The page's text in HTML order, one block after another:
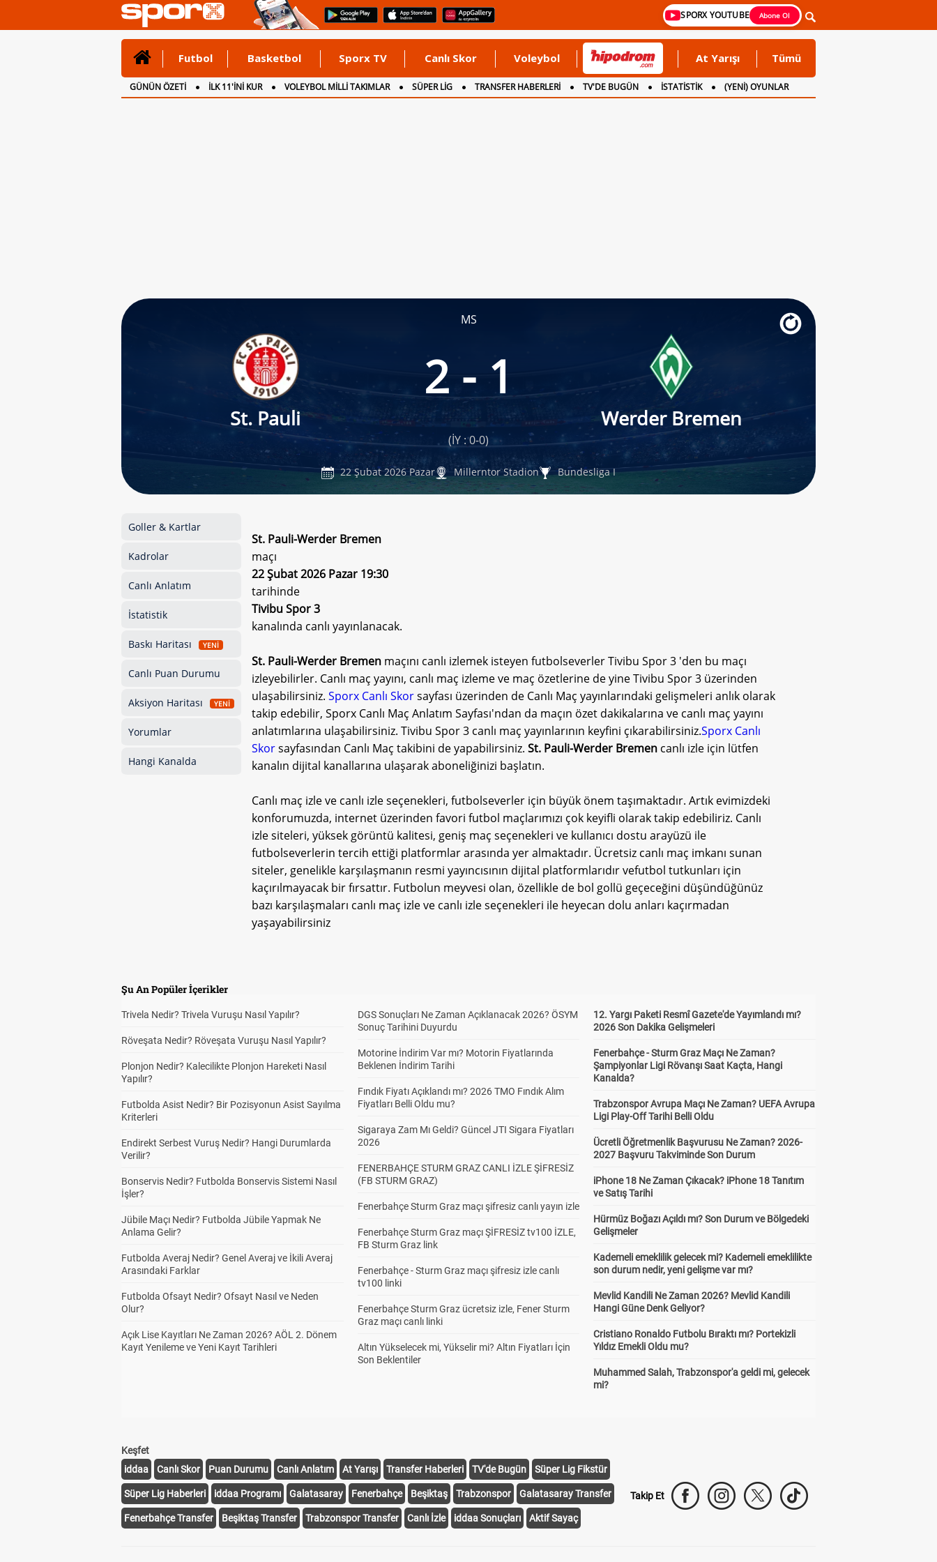
SPORX YOUTUBE Abone Ol
Futbol Basketbol Sporx TV Canlı Skor Voleybol At Yarışı Tümü
GÜNÜN ÖZETİ İLK 11'İNİ KUR VOLEYBOL MİLLİ TAKIMLAR SÜPER LİG TRANSFER HABERLERİ TV'DE BUGÜN İSTATİSTİK
(YENİ) OYUNLAR
CANLI ANLATIM
İNGİLTERE
MS
St. Pauli
2 - 1
Werder Bremen
(İY : 0-0)
22 Şubat 2026 Pazar Millerntor Stadion Bundesliga I
Goller & Kartlar
Kadrolar
Canlı Anlatım
İstatistik
Baskı Haritası YENİ
Canlı Puan Durumu
Aksiyon Haritası YENİ
Yorumlar
Hangi Kanalda
St. Pauli-Werder Bremen
maçı
22 Şubat 2026 Pazar 19:30
tarihinde
Tivibu Spor 3
kanalında canlı yayınlanacak.
St. Pauli-Werder Bremen maçını canlı izlemek isteyen futbolseverler Tivibu Spor 3 'den bu maçı
izleyebilirler. Canlı maç yayını, canlı maç izleme ve maç özetlerine de yine Tivibu Spor 3 üzerinden
ulaşabilirsiniz. Sporx Canlı Skorsayfası üzerinden de Canlı Maç yayınlarındaki gelişmeleri anlık olarak
takip edebilir, Sporx Canlı Maç Anlatım Sayfası'ndan da maçın özet dakikalarına ve canlı maç yayını
anlatımlarına ulaşabilirsiniz. Tivibu Spor 3 canlı maç yayınlarının keyfini çıkarabilirsiniz.Sporx Canlı
Skorsayfasından Canlı Maç takibini de yapabilirsiniz. St. Pauli-Werder Bremen canlı izle için lütfen
kanalın dijital kanallarına ulaşarak aboneliğinizi başlatın.
Canlı maç izle ve canlı izle seçenekleri, futbolseverler için büyük önem taşımaktadır. Artık evimizdeki
konforumuzda, internet üzerinden favori futbol maçlarımızı çok keyifli olarak takip edebiliriz. Canlı
izle siteleri, yüksek görüntü kalitesi, geniş maç seçenekleri ve kullanıcı dostu arayüzü ile
futbolseverlerin tercih ettiği platformlar arasında yer almaktadır. Ücretsiz canlı maç imkanı sunan
siteler, genelikle karşılaşmanın resmi yayıncısının dijital platformlarıdır vefutbol tutkunları için
kaçırılmayacak bir fırsattır. Futbolun meyvesi olan, özellikle de bol gollü geçeceğini düşündüğünüz
bazı karşılaşmaları canlı maç izle ve canlı izle seçenekleri ile heyecan dolu anları kaçırmadan
yaşayabilirsiniz
Şu An Popüler İçerikler
Trivela Nedir? Trivela Vuruşu Nasıl Yapılır?
Röveşata Nedir? Röveşata Vuruşu Nasıl Yapılır?
Plonjon Nedir? Kalecilikte Plonjon Hareketi Nasıl
Yapılır?
Futbolda Asist Nedir? Bir Pozisyonun Asist Sayılma
Kriterleri
Endirekt Serbest Vuruş Nedir? Hangi Durumlarda
Verilir?
Bonservis Nedir? Futbolda Bonservis Sistemi Nasıl
İşler?
Jübile Maçı Nedir? Futbolda Jübile Yapmak Ne
Anlama Gelir?
Futbolda Averaj Nedir? Genel Averaj ve İkili Averaj
Arasındaki Farklar
Futbolda Ofsayt Nedir? Ofsayt Nasıl ve Neden
Olur?
Açık Lise Kayıtları Ne Zaman 2026? AÖL 2. Dönem
Kayıt Yenileme ve Yeni Kayıt Tarihleri
DGS Sonuçları Ne Zaman Açıklanacak 2026? ÖSYM
Sonuç Tarihini Duyurdu
Motorine İndirim Var mı? Motorin Fiyatlarında
Beklenen İndirim Tarihi
Fındık Fiyatı Açıklandı mı? 2026 TMO Fındık Alım
Fiyatları Belli Oldu mu?
Sigaraya Zam Mı Geldi? Güncel JTI Sigara Fiyatları
2026
FENERBAHÇE STURM GRAZ CANLI İZLE ŞİFRESİZ
(FB STURM GRAZ)
Fenerbahçe Sturm Graz maçı şifresiz canlı yayın izle
Fenerbahçe Sturm Graz maçı ŞİFRESİZ tv100 İZLE,
FB Sturm Graz link
Fenerbahçe - Sturm Graz maçı şifresiz izle canlı
tv100 linki
Fenerbahçe Sturm Graz ücretsiz izle, Fener Sturm
Graz maçı canlı linki
Altın Yükselecek mi, Yükselir mi? Altın Fiyatları İçin
Son Beklentiler
12. Yargı Paketi Resmî Gazete'de Yayımlandı mı?
2026 Son Dakika Gelişmeleri
Fenerbahçe - Sturm Graz Maçı Ne Zaman?
Şampiyonlar Ligi Rövanşı Saat Kaçta, Hangi
Kanalda?
Trabzonspor Avrupa Maçı Ne Zaman? UEFA Avrupa
Ligi Play-Off Tarihi Belli Oldu
Ücretli Öğretmenlik Başvurusu Ne Zaman? 2026-
2027 Başvuru Takviminde Son Durum
iPhone 18 Ne Zaman Çıkacak? iPhone 18 Tanıtım
ve Satış Tarihi
Hürmüz Boğazı Açıldı mı? Son Durum ve Bölgedeki
Gelişmeler
Kademeli emeklilik gelecek mi? Kademeli emeklilikte
son durum nedir, yeni gelişme var mı?
Mevlid Kandili Ne Zaman 2026? Mevlid Kandili
Hangi Güne Denk Geliyor?
Cristiano Ronaldo Futbolu Bıraktı mı? Portekizli
Yıldız Emekli Oldu mu?
Muhammed Salah, Trabzonspor'a geldi mi, gelecek
mi?
Keşfet
iddaa
Canlı Skor Puan Durumu Canlı Anlatım At Yarışı Transfer Haberleri TV'de Bugün Süper Lig Fikstür
Süper Lig Haberleri iddaa Programı Galatasaray Fenerbahçe Beşiktaş Trabzonspor Galatasaray Transfer
Fenerbahçe Transfer Beşiktaş Transfer Trabzonspor Transfer Canlı İzle iddaa Sonuçları Aktif Sayaç
Takip Et